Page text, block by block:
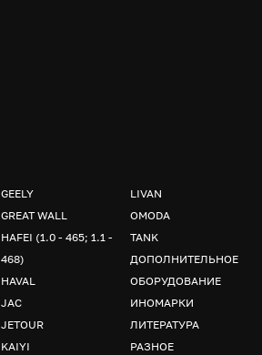
GEELY
GREAT WALL
HAFEI (1.0 - 465; 1.1 -
468)
HAVAL
JAC
JETOUR
KAIYI
LIVAN
OMODA
TANK
ДОПОЛНИТЕЛЬНОЕ
ОБОРУДОВАНИЕ
ИНОМАРКИ
ЛИТЕРАТУРА
РАЗНОЕ